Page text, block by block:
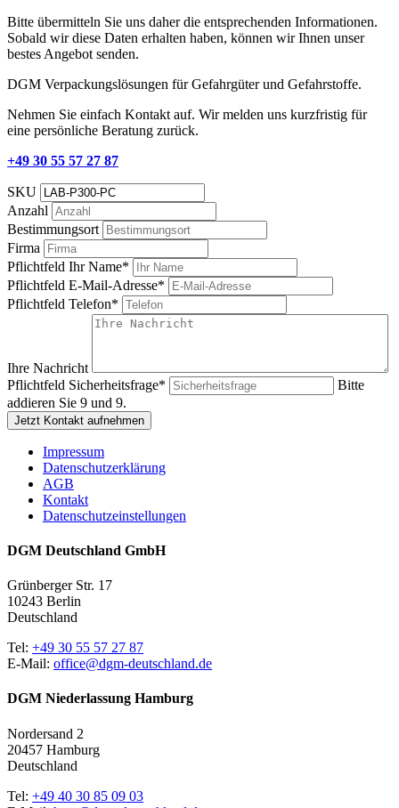
Bitte übermitteln Sie uns daher die entsprechenden Informationen.
Sobald wir diese Daten erhalten haben, können wir Ihnen unser
bestes Angebot senden.
DGM Verpackungslösungen für Gefahrgüter und Gefahrstoffe.
Nehmen Sie einfach Kontakt auf. Wir melden uns kurzfristig für
eine persönliche Beratung zurück.
+49 30 55 57 27 87
SKU
Anzahl
Bestimmungsort
Firma
Pflichtfeld Ihr Name*
Pflichtfeld E-Mail-Adresse*
Pflichtfeld Telefon*
Ihre Nachricht
Pflichtfeld Sicherheitsfrage*
Bitte
addieren Sie 9 und 9.
Jetzt Kontakt aufnehmen
Impressum
Datenschutzerklärung
AGB
Kontakt
Datenschutzeinstellungen
DGM Deutschland GmbH
Grünberger Str. 17
10243 Berlin
Deutschland
Tel: +49 30 55 57 27 87
E-Mail: office@dgm-deutschland.de
DGM Niederlassung Hamburg
Nordersand 2
20457 Hamburg
Deutschland
Tel: +49 40 30 85 09 03